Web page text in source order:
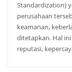
Standardization)
perusahaan
keamanan,
ditetapkan. Hal
reputasi,